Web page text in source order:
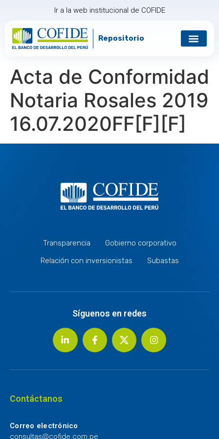
Ir a la web institucional de COFIDE
Repositorio
Acta de Conformidad
Notaria Rosales 2019
16.07.2020FF[F][F]
Transparencia
Gobierno corporativo
Relación con inversionistas
Subastas
Síguenos en redes
Contáctanos
Correo electrónico
consultas@cofide.com.pe